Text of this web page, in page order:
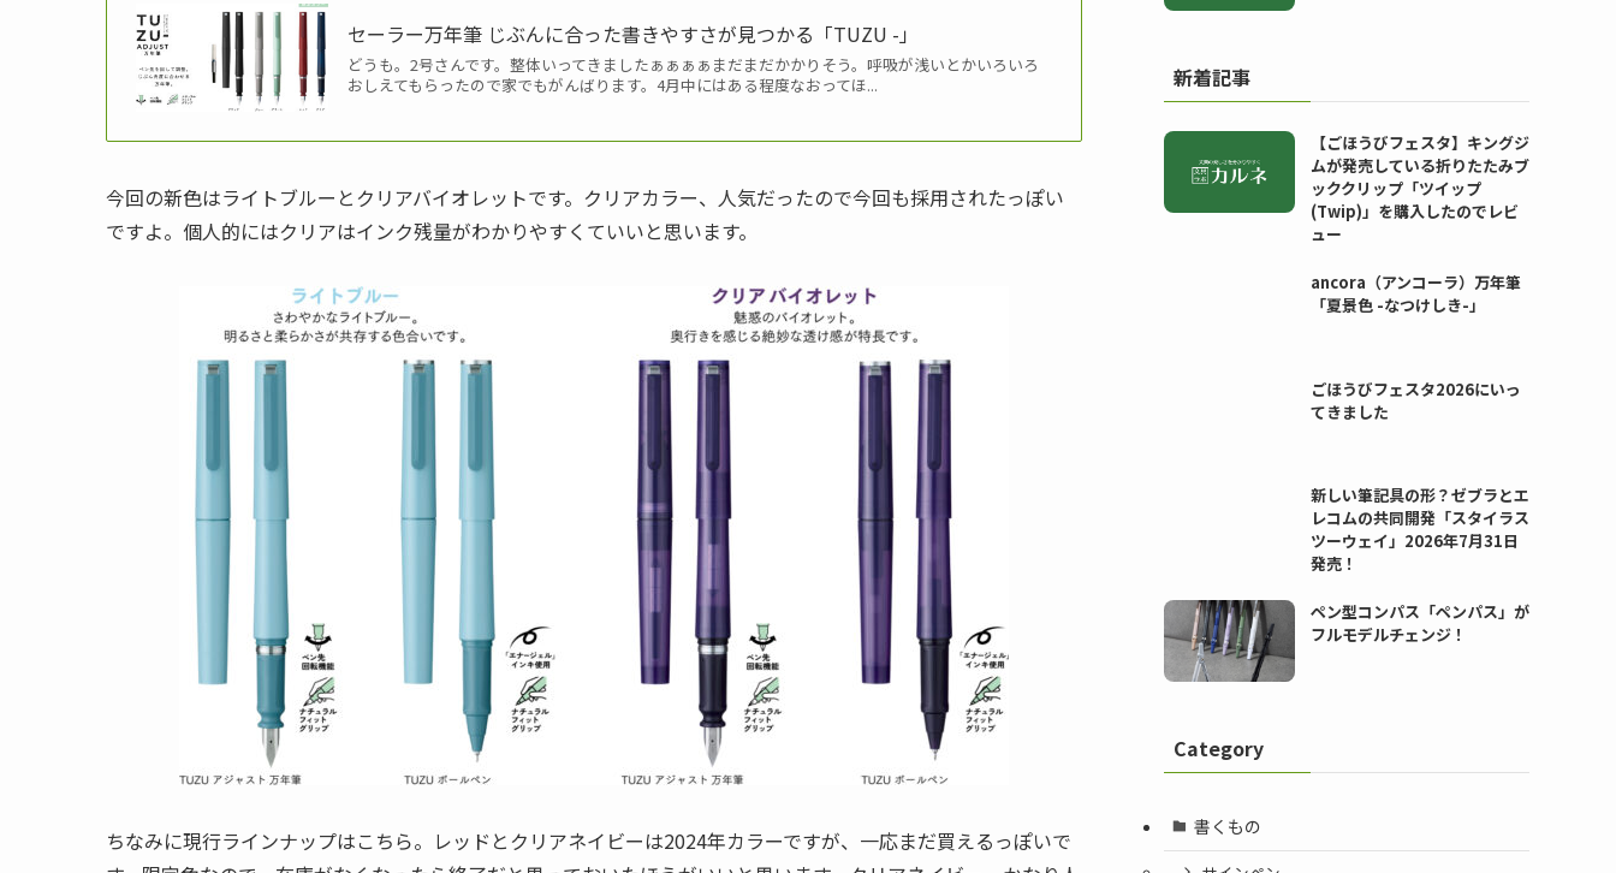
セーラー万年筆 じぶんに合った書きやすさが見つかる「TUZU -」
どうも。2号さんです。整体いってきましたぁぁぁぁまだまだかかりそう。呼吸が浅いとかいろいろ
おしえてもらったので家でもがんばります。4月中にはある程度なおってほ...
今回の新色はライトブルーとクリアバイオレットです。クリアカラー、人気だったので今回も採用されたっぽい
ですよ。個人的にはクリアはインク残量がわかりやすくていいと思います。
ちなみに現行ラインナップはこちら。レッドとクリアネイビーは2024年カラーですが、一応まだ買えるっぽいで
新着記事
【ごほうびフェスタ】キングジ
ムが発売している折りたたみブ
ッククリップ「ツイップ
(Twip)」を購入したのでレビ
ュー
ancora（アンコーラ）万年筆
「夏景色 -なつけしき-」
ごほうびフェスタ2026にいっ
てきました
新しい筆記具の形？ゼブラとエ
レコムの共同開発「スタイラス
ツーウェイ」2026年7月31日
発売！
ペン型コンパス「ペンパス」が
フルモデルチェンジ！
Category
書くもの